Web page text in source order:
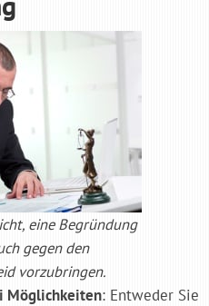
eine Begründung
gegen den
vorzubringen.
Möglichkeiten: Entweder Sie